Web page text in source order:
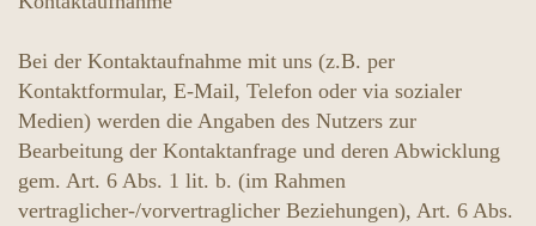
Bei der Kontaktaufnahme mit uns (z.B. per
Kontaktformular, E-Mail, Telefon oder via sozialer
Medien) werden die Angaben des Nutzers zur
Bearbeitung der Kontaktanfrage und deren Abwicklung
gem. Art. 6 Abs. 1 lit. b. (im Rahmen
vertraglicher-/vorvertraglicher Beziehungen), Art. 6 Abs.